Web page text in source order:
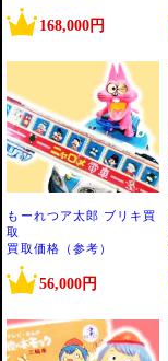
168,000円
もーれつア太郎 ブリキ買
取
買取価格（参考）
56,000円